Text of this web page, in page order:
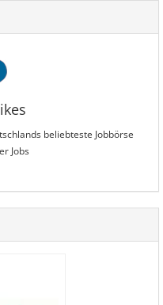
beliebteste Jobbörse
Jobs